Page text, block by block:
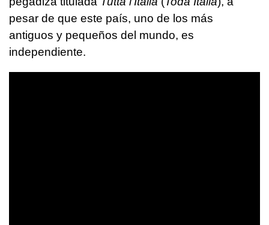
pesar de que este país, uno de los más
antiguos y pequeños del mundo, es
independiente.